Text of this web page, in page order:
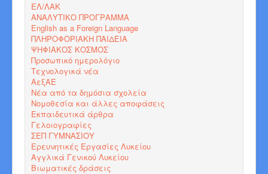
ΕΛ/ΛΑΚ
ΑΝΑΛΥΤΙΚΟ ΠΡΟΓΡΑΜΜΑ
English as a Foreign Language
ΠΛΗΡΟΦΟΡΙΑΚΗ ΠΑΙΔΕΙΑ
ΨΗΦΙΑΚΟΣ ΚΟΣΜΟΣ
Προσωπικό ημερολόγιο
Τεχνολογικά νέα
ΑεξΑΕ
Νέα από τα δημόσια σχολεία
Νομοθεσία και άλλες αποφάσεις
Εκπαιδευτικά άρθρα
Γελοιογραφίες
ΣΕΠ ΓΥΜΝΑΣΙΟΥ
Ερευνητικές Εργασίες Λυκείου
Αγγλικά Γενικού Λυκείου
Βιωματικές δράσεις